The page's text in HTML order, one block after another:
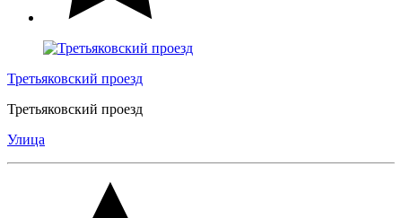
Третьяковский проезд
Третьяковский проезд
Улица